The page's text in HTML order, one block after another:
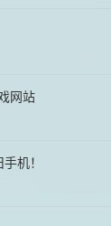
网站
机！